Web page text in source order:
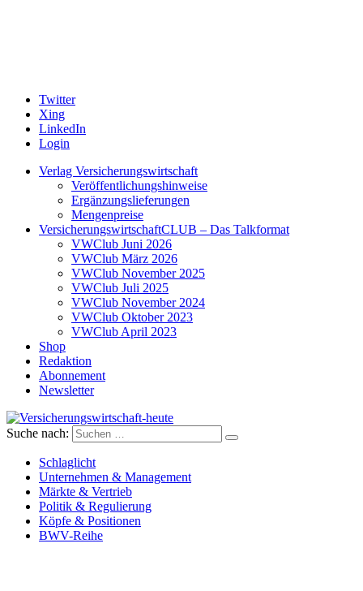
Twitter
Xing
LinkedIn
Login
Verlag Versicherungswirtschaft
Veröffentlichungshinweise
Ergänzungslieferungen
Mengenpreise
VersicherungswirtschaftCLUB – Das Talkformat
VWClub Juni 2026
VWClub März 2026
VWClub November 2025
VWClub Juli 2025
VWClub November 2024
VWClub Oktober 2023
VWClub April 2023
Shop
Redaktion
Abonnement
Newsletter
Versicherungswirtschaft-heute
Suche nach:
Schlaglicht
Unternehmen & Management
Märkte & Vertrieb
Politik & Regulierung
Köpfe & Positionen
BWV-Reihe